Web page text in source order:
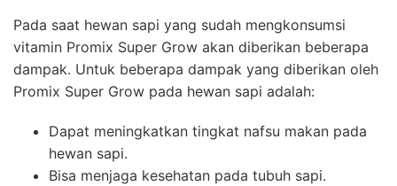
Pada saat hewan sapi yang sudah mengkonsumsi
vitamin Promix Super Grow akan diberikan beberapa
dampak. Untuk beberapa dampak yang diberikan oleh
Promix Super Grow pada hewan sapi adalah:
Dapat meningkatkan tingkat nafsu makan pada
hewan sapi.
Bisa menjaga kesehatan pada tubuh sapi.